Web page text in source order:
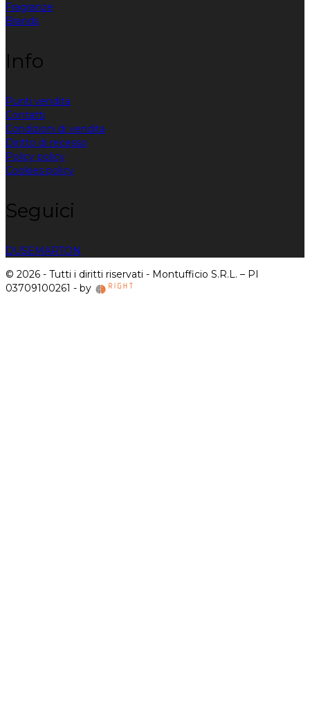
Fragranze
Brands
Info
Punti vendita
Contatti
Condizioni di vendita
Diritto di recesso
Policy policy
Cookies policy
Seguici
DUSEMARTON
© 2026 - Tutti i diritti riservati - Montufficio S.R.L. – PI
03709100261 - by